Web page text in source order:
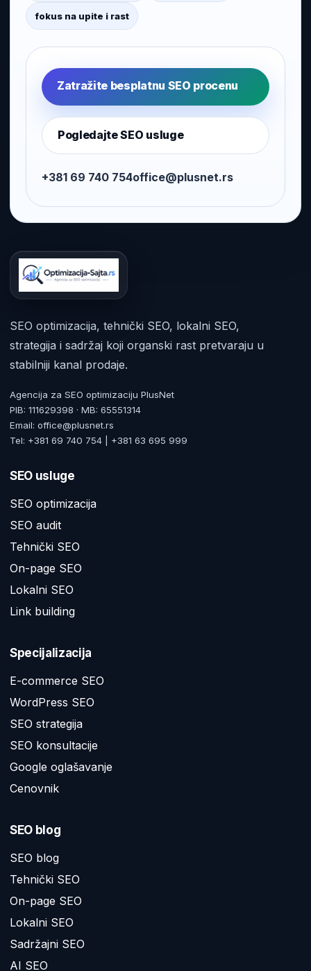
fokus na upite i rast
Zatražite besplatnu SEO procenu
Pogledajte SEO usluge
+381 69 740 754office@plusnet.rs
SEO optimizacija, tehnički SEO, lokalni SEO,
strategija i sadržaj koji organski rast pretvaraju u
stabilniji kanal prodaje.
Agencija za SEO optimizaciju PlusNet
PIB: 111629398 · MB: 65551314
Email: office@plusnet.rs
Tel: +381 69 740 754 | +381 63 695 999
SEO usluge
SEO optimizacija
SEO audit
Tehnički SEO
On-page SEO
Lokalni SEO
Link building
Specijalizacija
E-commerce SEO
WordPress SEO
SEO strategija
SEO konsultacije
Google oglašavanje
Cenovnik
SEO blog
SEO blog
Tehnički SEO
On-page SEO
Lokalni SEO
Sadržajni SEO
AI SEO